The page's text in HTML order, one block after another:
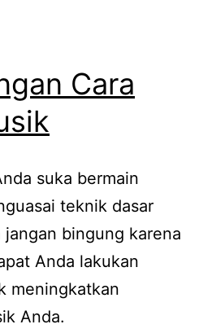
Cara
suka bermain
teknik dasar
jangan bingung karena
Anda lakukan
meningkatkan
Anda.